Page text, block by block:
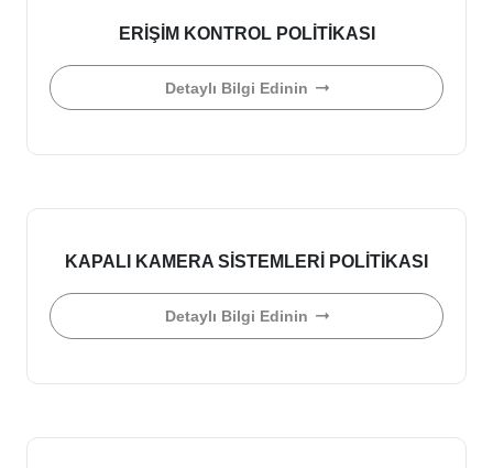
ERİŞİM KONTROL POLİTİKASI
Detaylı Bilgi Edinin
KAPALI KAMERA SİSTEMLERİ POLİTİKASI
Detaylı Bilgi Edinin